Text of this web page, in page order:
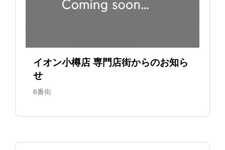
イオン小樽店 専門店街からのお知ら
せ
6番街